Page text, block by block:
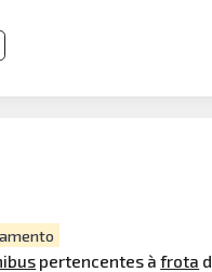
pertencentes àfrota